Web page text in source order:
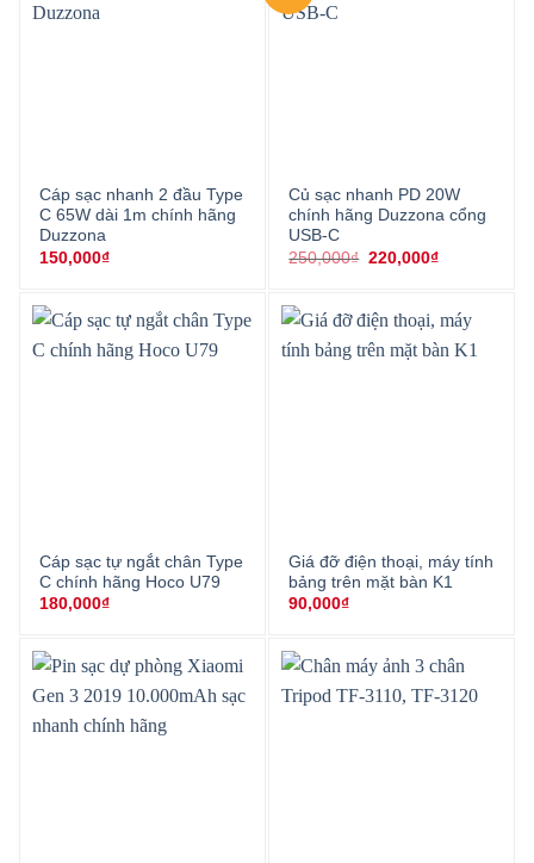
Cáp sạc nhanh 2 đầu Type
C 65W dài 1m chính hãng
Duzzona
150,000₫
Củ sạc nhanh PD 20W
chính hãng Duzzona cổng
USB-C
250,000₫ Giá
220,000₫Giá
220,000₫.
Cáp sạc tự ngắt chân Type
C chính hãng Hoco U79
180,000₫
Giá đỡ điện thoại, máy tính
bảng trên mặt bàn K1
90,000₫